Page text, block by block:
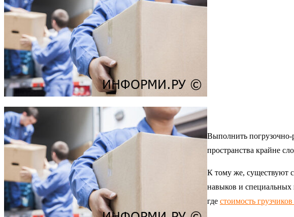
Выполнить погрузочно-
пространства крайне
К тому же, существуют
навыков и
где стоимость грузчиков